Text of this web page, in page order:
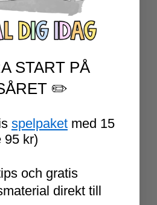
START PÅ
✏️
spelpaket med 15
95 kr)
och gratis
direkt till